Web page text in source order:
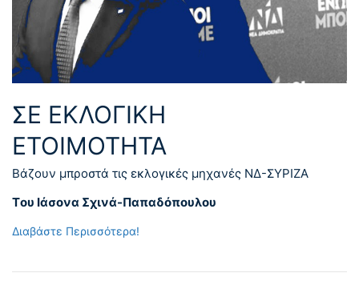
ΣΕ ΕΚΛΟΓΙΚΗ
ΕΤΟΙΜΟΤΗΤΑ
Βάζουν μπροστά τις εκλογικές μηχανές ΝΔ-ΣΥΡΙΖΑ
Tου Ιάσονα Σχινά-Παπαδόπουλου
Διαβάστε Περισσότερα!